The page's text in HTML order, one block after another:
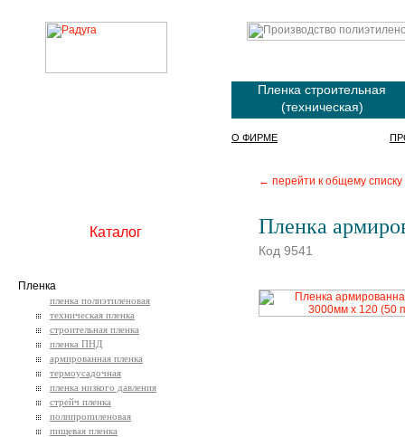
Пленка строительная
(техническая)
О ФИРМЕ
← перейти к общему списку
Пленка
Код 9541
Каталог
Пленка
пленка полиэтиленовая
техническая пленка
строительная пленка
пленка ПНД
армированная пленка
термоусадочная
пленка низкого давления
стрейч пленка
полипропиленовая
пищевая пленка